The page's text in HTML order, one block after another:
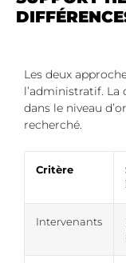
Les deux
l’administratif.
dans le niveau
recherché.
Critère
Intervenants